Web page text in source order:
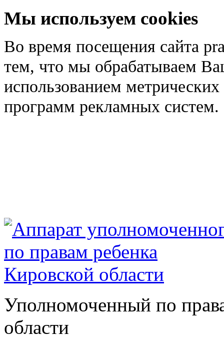
Мы используем cookies
Во время посещения сайта
тем, что мы обрабатываем
использованием
программ рекламных систем.
Уполномоченный по
области